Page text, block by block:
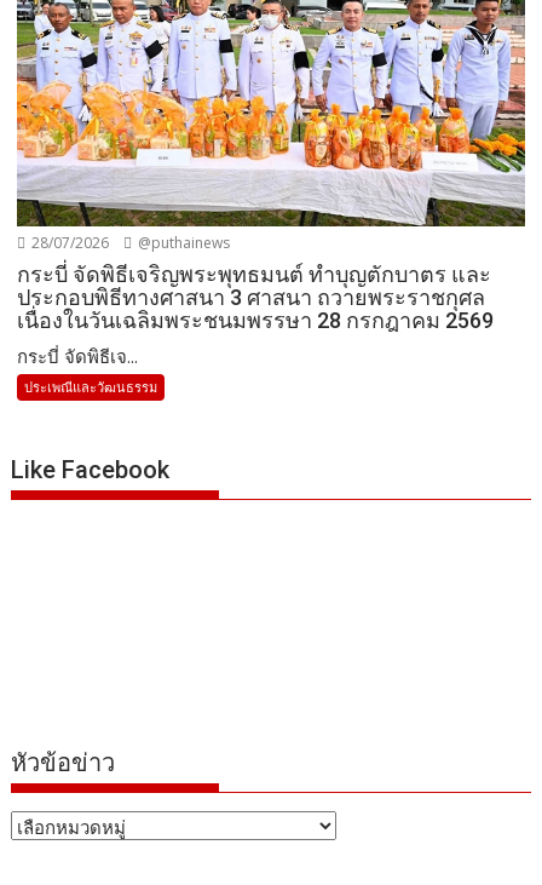
28/07/2026 @puthainews
กระบี่ จัดพิธีเจริญพระพุทธมนต์ ทำบุญตักบาตร และ
ประกอบพิธีทางศาสนา 3 ศาสนา ถวายพระราชกุศล
เนื่องในวันเฉลิมพระชนมพรรษา 28 กรกฎาคม 2569
กระบี่ จัดพิธีเจ...
ประเพณีและวัฒนธรรม
Like Facebook
หัวข้อข่าว
หัวข้อ